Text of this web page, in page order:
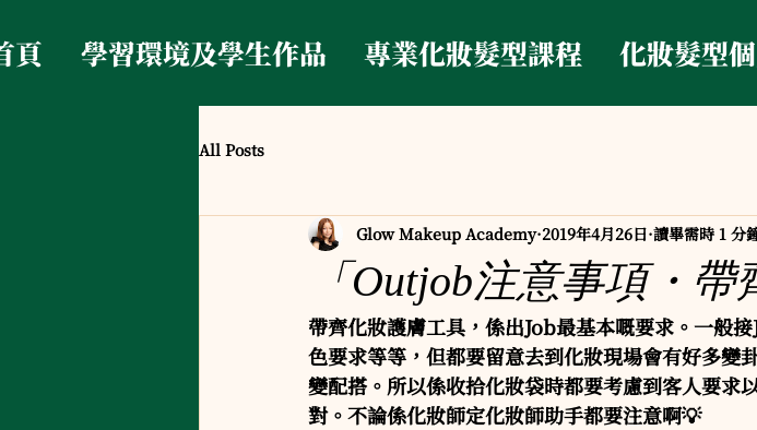
頁 學習環境及學生作品 專業化妝髮型課程 化妝髮型
All Posts
「Outjob注意事項・帶
Glow Makeup Academy 2019年4月26日 讀畢需時 1 分
帶齊化妝護膚工具，係出Job最基本嘅要求。一般
色要求等等，但都要留意去到化妝現場會有好多
變配搭。所以係收拾化妝袋時都要考慮到客人要求
對。不論係化妝師定化妝師助手都要注意啊💡